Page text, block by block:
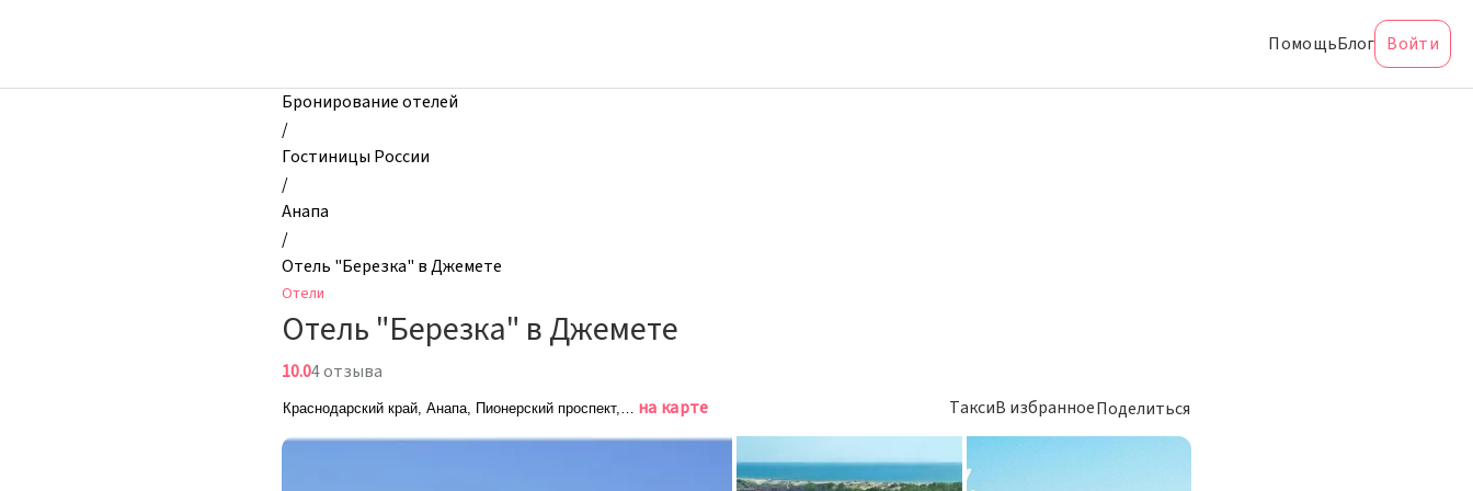
Отель
ПомощьБлог Войти
Бронирование отелей
/
Гостиницы России
/
Анапа
/
Отель "Березка" в Джемете
Отели
Отель "Березка" в Джемете
10.04 отзыва
Краснодарский край, Анапа, Пионерский проспект, 70Гна карте ТаксиВ избранноеПоделиться